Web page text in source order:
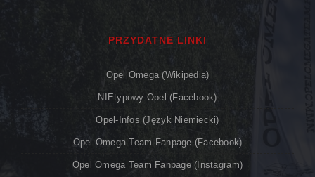
PRZYDATNE LINKI
Opel Omega (Wikipedia)
NIEtypowy Opel (Facebook)
Opel-Infos (język Niemiecki)
Opel Omega Team Fanpage (Facebook)
Opel Omega Team Fanpage (Instagram)